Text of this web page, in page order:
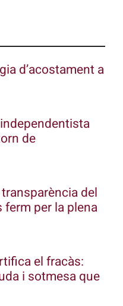
d’acostament a
de
del
per la plena
el fracàs:
i sotmesa que